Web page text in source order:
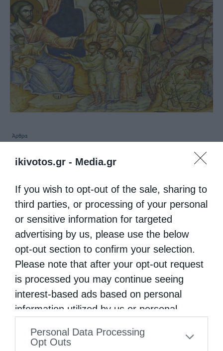
ikivotos.gr - Media.gr
If you wish to opt-out of the sale, sharing to
third parties, or processing of your personal
or sensitive information for targeted
advertising by us, please use the below
opt-out section to confirm your selection.
Please note that after your opt-out request
is processed you may continue seeing
interest-based ads based on personal
information utilized by us or personal
to your opt-out. You may separately opt-out
Personal Data Processing
Opt Outs
Άρθρα
Μπροστά στο «δίκιο» Του Θεού, όλοι οι άλλοι
έχουμε άδικο…!
από christina 21 Δεκεμβρίου 2020
Γράφει ο π.Αντώνιος Χρήστου Το γενικό
που επικρατεί λόγω κορωνοϊού, σε
παγκόσμιο, εθνικό, τοπικό αλλά η αλήθεια
είναι και σε προσωπικό επίπεδο είναι το πιο
παράξενο, περίεργο, ιδιαίτερο …